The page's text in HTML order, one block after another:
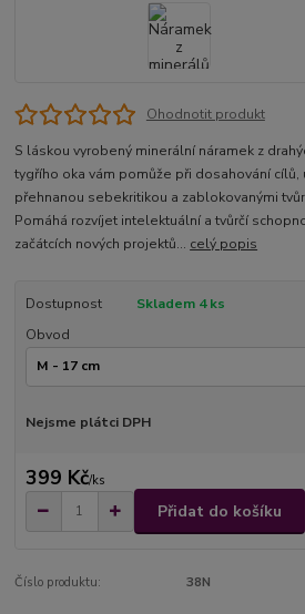
Ohodnotit produkt
S láskou vyrobený minerální náramek z
tygřího oka vám pomůže při dosahování cílů,
přehnanou sebekritikou a zablokovanými
Pomáhá rozvíjet intelektuální a tvůrčí
začátcích nových projektů... celý popis
Dostupnost
Skladem 4 ks
Obvod
Nejsme plátci DPH
399 Kč/ks
Přidat do košíku
Číslo produktu: 38N